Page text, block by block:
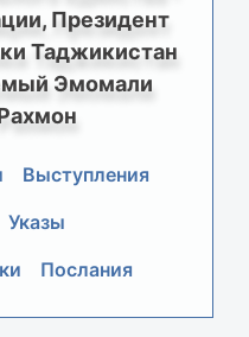
Президент
Таджикистан
Эмомали
Выступления
Указы
Послания